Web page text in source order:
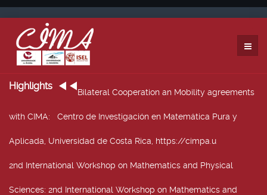
Highlights
Bilateral Cooperation an Mobility agreements
with CIMA: Centro de Investigación en Matemática Pura y
Aplicada, Universidad de Costa Rica, https://cimpa.u
2nd International Workshop on Mathematics and Physical
Sciences: 2nd International Workshop on Mathematics and